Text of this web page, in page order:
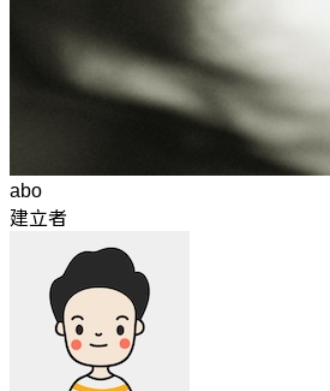
abo
建立者